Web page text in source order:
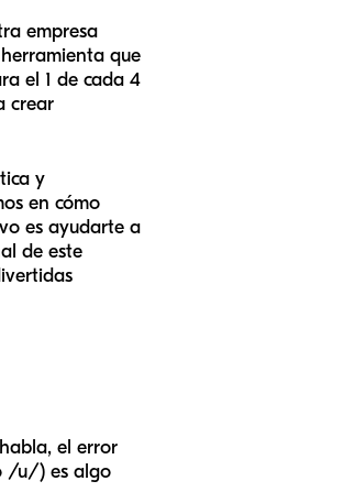
empresa
que
el 1 de cada 4
crear
y
en cómo
es ayudarte a
de este
el error
/u/) es algo